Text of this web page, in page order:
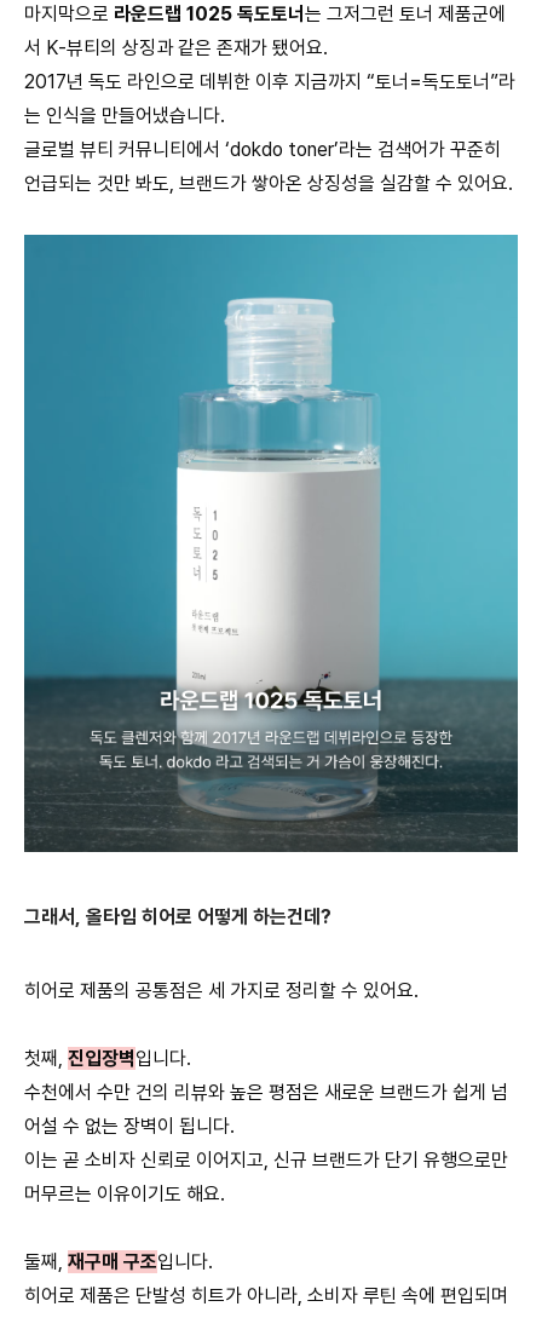
마지막으로 라운드랩 1025 독도토너 는 그저그런 토너 제품군에
서 K-뷰티의 상징과 같은 존재가 됐어요.
2017년 독도 라인으로 데뷔한 이후 지금까지 “토너=독도토너”라
는 인식을 만들어냈습니다.
글로벌 뷰티 커뮤니티에서 ‘dokdo toner’라는 검색어가 꾸준히
언급되는 것만 봐도, 브랜드가 쌓아온 상징성을 실감할 수 있어요.
그래서, 올타임 히어로 어떻게 하는건데?
히어로 제품의 공통점은 세 가지로 정리할 수 있어요.
첫째, 진입장벽입니다.
수천에서 수만 건의 리뷰와 높은 평점은 새로운 브랜드가 쉽게 넘
어설 수 없는 장벽이 됩니다.
이는 곧 소비자 신뢰로 이어지고, 신규 브랜드가 단기 유행으로만
머무르는 이유이기도 해요.
둘째, 재구매 구조입니다.
히어로 제품은 단발성 히트가 아니라, 소비자 루틴 속에 편입되며